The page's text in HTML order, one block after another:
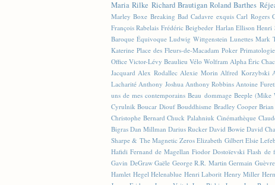
Maria Rilke Richard Brautigan Roland Barthes
Marley Boxe Breaking Bad Cadavre exquis Carl Rogers
François Rabelais Frédéric Beigbeder Harlan Ellison Henri
Baroque Équivoque Ludwig Wittgenstein Lunettes Mark
Katerine Place des Fleurs-de-Macadam Poker Primatologie
Office Victor-Lévy Beaulieu Vélo Wolfram Alpha Éric
Jacquard Alex Rodallec Alexie Morin Alfred Korzybski
Lacharité Anthony Joshua Anthony Robbins Antoine
uns de mes contemporains Beau dommage Beeple (Mike
Cyrulnik Boucar Diouf Bouddhisme Bradley Cooper Brian
Christophe Bernard Chuck Palahniuk Cinémathèque
Bigras Dan Millman Darius Rucker David Bowie David
Sharpe & The Magnetic Zeros Elizabeth Gilbert Elsie
Hafidi Fernand de Magellan Fiodor Dostoïevski Flash de
Gavin DeGraw Gaële George R.R. Martin Germain
Hamlet Hegel Helenablue Henri Laborit Henry Miller